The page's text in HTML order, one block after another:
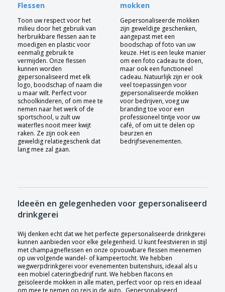
Flessen
Toon uw respect voor het
milieu door het gebruik van
herbruikbare flessen aan te
moedigen en plastic voor
eenmalig gebruik te
vermijden. Onze flessen
kunnen worden
gepersonaliseerd met elk
logo, boodschap of naam die
u maar wilt. Perfect voor
schoolkinderen, of om mee te
nemen naar het werk of de
sportschool, u zult uw
waterfles nooit meer kwijt
raken. Ze zijn ook een
geweldig relatiegeschenk dat
lang mee zal gaan.
mokken
Gepersonaliseerde mokken
zijn geweldige geschenken,
aangepast met een
boodschap of foto van uw
keuze. Het is een leuke manier
om een foto cadeau te doen,
maar ook een functioneel
cadeau. Natuurlijk zijn er ook
veel toepassingen voor
gepersonaliseerde mokken
voor bedrijven, voeg uw
branding toe voor een
professioneel tintje voor uw
café, of om uit te delen op
beurzen en
bedrijfsevenementen.
Ideeën en gelegenheden voor gepersonaliseerd
drinkgerei
Wij denken echt dat we het perfecte gepersonaliseerde drinkgerei
kunnen aanbieden voor elke gelegenheid. U kunt feestvieren in stijl
met champagneflessen en onze opvouwbare flessen meenemen
op uw volgende wandel- of kampeertocht. We hebben
wegwerpdrinkgerei voor evenementen buitenshuis, ideaal als u
een mobiel cateringbedrijf runt. We hebben flacons en
geïsoleerde mokken in alle maten, perfect voor op reis en ideaal